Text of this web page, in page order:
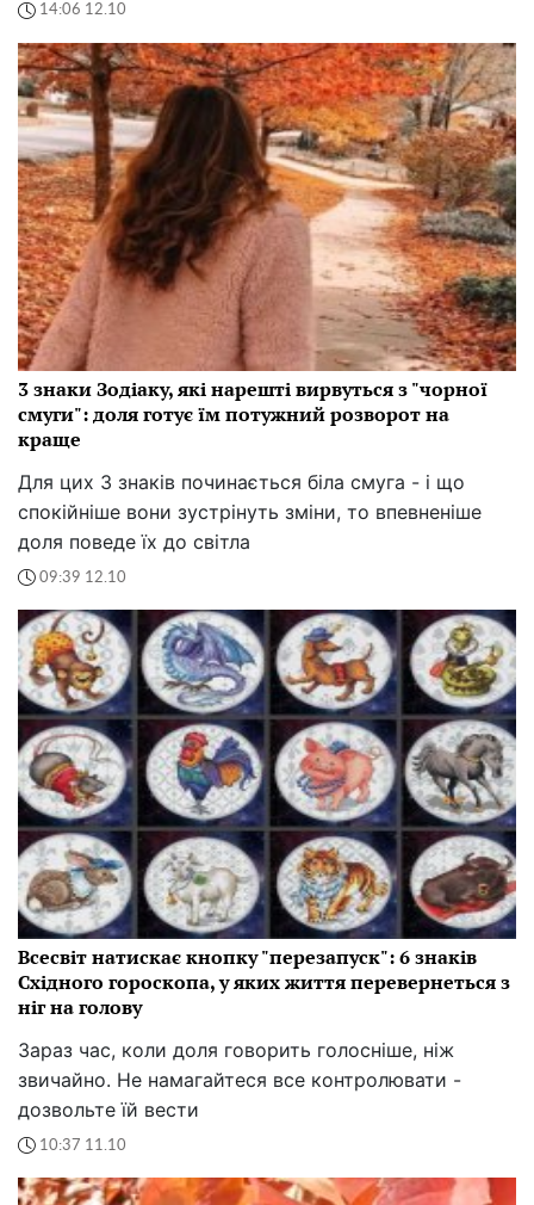
14:06 12.10
3 знаки Зодіаку, які нарешті вирвуться з "чорної
смуги": доля готує їм потужний розворот на
краще
Для цих 3 знаків починається біла смуга - і що
спокійніше вони зустрінуть зміни, то впевненіше
доля поведе їх до світла
09:39 12.10
Всесвіт натискає кнопку "перезапуск": 6 знаків
Східного гороскопа, у яких життя перевернеться з
ніг на голову
Зараз час, коли доля говорить голосніше, ніж
звичайно. Не намагайтеся все контролювати -
дозвольте їй вести
10:37 11.10